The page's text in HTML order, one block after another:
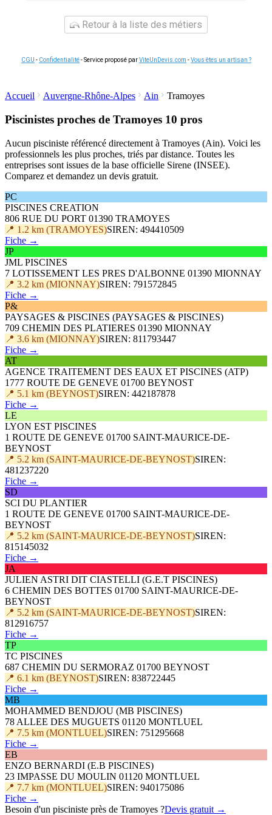
Retour à la liste des métiers
CGU - Confidentialité- Service proposé parViteUnDevis.com -Vous êtes un artisan ?
Accueil Auvergne-Rhône-Alpes Ain Tramoyes
Piscinistes proches de Tramoyes 10 pros
Aucun pisciniste référencé directement à Tramoyes (Ain). Voici les
professionnels les plus proches, triés par distance. Toutes les
entreprises sont issues de la base officielle Sirene (INSEE).
Comparez et demandez un devis gratuit.
PC
PISCINES CREATION
806 RUE DU PORT 01390 TRAMOYES
📍 1.2 km (TRAMOYES)SIREN: 494410509
Fiche →
JP
JML PISCINES
7 LOTISSEMENT LES PRES D'ALBONNE 01390 MIONNAY
📍 3.2 km (MIONNAY)SIREN: 791572845
Fiche →
P&
PAYSAGES & PISCINES (PAYSAGES & PISCINES)
709 CHEMIN DES PLATIERES 01390 MIONNAY
📍 3.6 km (MIONNAY)SIREN: 811793447
Fiche →
AT
AGENCE TRAITEMENT DES EAUX ET PISCINES (ATP)
1777 ROUTE DE GENEVE 01700 BEYNOST
📍 5.1 km (BEYNOST)SIREN: 442187878
Fiche →
LE
LYON EST PISCINES
1 ROUTE DE GENEVE 01700 SAINT-MAURICE-DE-
BEYNOST
📍 5.2 km (SAINT-MAURICE-DE-BEYNOST)SIREN:
481237220
Fiche →
SD
SCI DU PLANTIER
1 ROUTE DE GENEVE 01700 SAINT-MAURICE-DE-
BEYNOST
📍 5.2 km (SAINT-MAURICE-DE-BEYNOST)SIREN:
815145032
Fiche →
JA
JULIEN ASTRI DIT CIASTELLI (G.E.T PISCINES)
6 CHEMIN DES BOTTES 01700 SAINT-MAURICE-DE-
BEYNOST
📍 5.2 km (SAINT-MAURICE-DE-BEYNOST)SIREN:
812916757
Fiche →
TP
TC PISCINES
687 CHEMIN DU SERMORAZ 01700 BEYNOST
📍 6.1 km (BEYNOST)SIREN: 838722445
Fiche →
MB
MOHAMMED BENDJOU (MB PISCINES)
78 ALLEE DES MUGUETS 01120 MONTLUEL
📍 7.5 km (MONTLUEL)SIREN: 751295668
Fiche →
EB
ENZO BERNARDI (E.B PISCINES)
23 IMPASSE DU MOULIN 01120 MONTLUEL
📍 7.7 km (MONTLUEL)SIREN: 940175086
Fiche →
Besoin d'un pisciniste près de Tramoyes ?Devis gratuit →